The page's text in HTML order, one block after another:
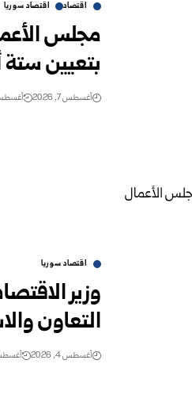
اقتصاد اقتصاد سوريا
مجلس
بتعيين
أغسطس 7, 2026 أغسطس 7,
اقتصاد سوريا
وزير
‏التعاون
أغسطس 4, 2026 أغسطس 4,